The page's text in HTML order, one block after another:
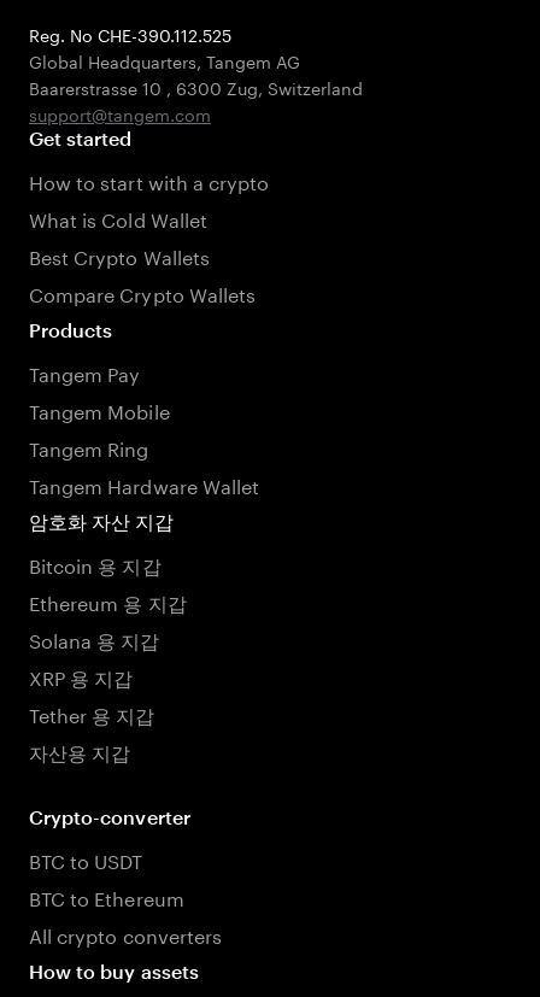
Reg. No CHE-390.112.525
Global Headquarters, Tangem AG
Baarerstrasse 10 , 6300 Zug, Switzerland
support@tangem.com
Get started
How to start with a crypto
What is Cold Wallet
Best Crypto Wallets
Compare Crypto Wallets
Products
Tangem Pay
Tangem Mobile
Tangem Ring
Tangem Hardware Wallet
암호화 자산 지갑
Bitcoin 용 지갑
Ethereum 용 지갑
Solana 용 지갑
XRP 용 지갑
Tether 용 지갑
자산용 지갑
Crypto-converter
BTC to USDT
BTC to Ethereum
All crypto converters
How to buy assets